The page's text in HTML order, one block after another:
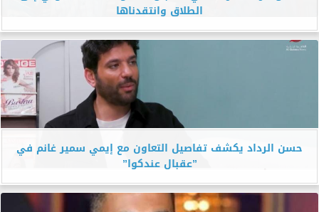
الطلاق وانتقدناها
حسن الرداد يكشف تفاصيل التعاون مع إيمي سمير غانم في
”عقبال عندكوا”